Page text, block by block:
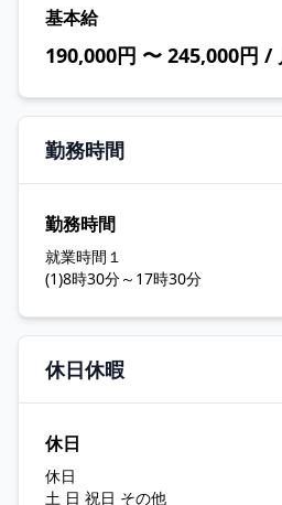
基本給
190,000円 〜 245,000円 /
勤務時間
勤務時間
就業時間１
(1)8時30分～17時30分
休日休暇
休日
休日
土 日 祝日 その他